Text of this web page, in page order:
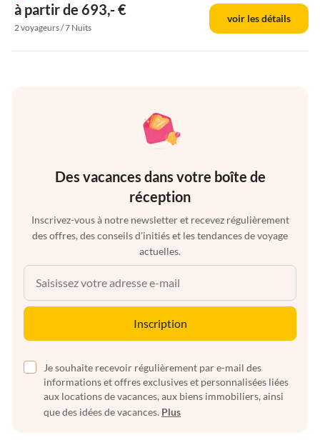
à partir de 693,- €
2 voyageurs / 7 Nuits
voir les détails
Des vacances dans votre boîte de
réception
Inscrivez-vous à notre newsletter et recevez régulièrement
des offres, des conseils d'initiés et les tendances de voyage
actuelles.
Inscription
Je souhaite recevoir régulièrement par e-mail des
informations et offres exclusives et personnalisées liées
aux locations de vacances, aux biens immobiliers, ainsi
que des idées de vacances. Plus